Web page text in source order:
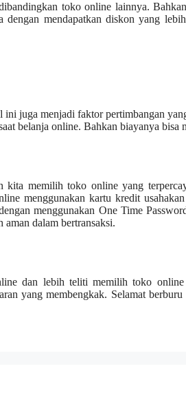
toko online lainnya.
mendapatkan diskon yang
juga menjadi faktor pertimbangan
belanja online. Bahkan biayanya bisa
kita memilih toko online yang
menggunakan kartu kredit
menggunakan One Time
dalam bertransaksi.
dan lebih teliti memilih toko
yang membengkak. Selamat